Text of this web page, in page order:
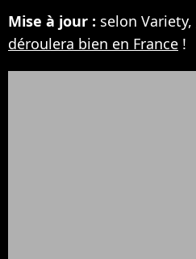
Mise à jour : selon Variety,
déroulera bien en France !